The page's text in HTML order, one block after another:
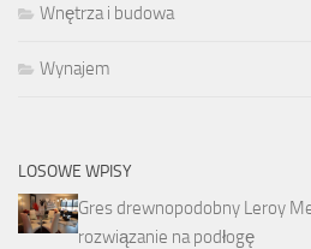
Wnętrza i budowa
Wynajem
LOSOWE WPISY
Gres drewnopodobny Leroy
rozwiązanie na podłogę